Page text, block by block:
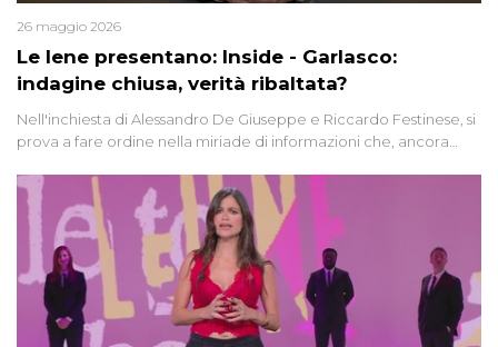
Le Iene presentano: Inside - Garlasco:
indagine chiusa, verità ribaltata?
26 maggio 2026
Nell'inchiesta di Alessandro De Giuseppe e Riccardo Festinese, si
prova a fare ordine nella miriade di informazioni che, ancora
giudiziarie più discusse degli ultimi anni. Lo speciale ricostruisce la
vicenda mettendo in fila testimonianze, errori, dettagli
controversi e i protagonisti di un'indagine che sembra non avere
fine.